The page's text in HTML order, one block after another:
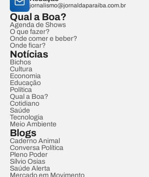
jornalismo@jornaldaparaiba.com.br
Qual a Boa?
Agenda de Shows
O que fazer?
Onde comer e beber?
Onde ficar?
Notícias
Bichos
Cultura
Economia
Educação
Política
Qual a Boa?
Cotidiano
Saúde
Tecnologia
Meio Ambiente
Blogs
Caderno Animal
Conversa Política
Pleno Poder
Sílvio Osias
Saúde Alerta
Mercado em Movimento